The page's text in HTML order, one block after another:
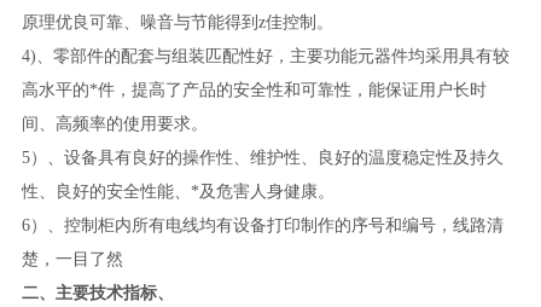
原理优良可靠、噪音与节能得到z佳控制。
4)、零部件的配套与组装匹配性好，主要功能元器件均采用具有较
高水平的*件，提高了产品的安全性和可靠性，能保证用户长时
间、高频率的使用要求。
5）、设备具有良好的操作性、维护性、良好的温度稳定性及持久
性、良好的安全性能、*及危害人身健康。
6）、控制柜内所有电线均有设备打印制作的序号和编号，线路清
楚，一目了然
二、主要技术指标、